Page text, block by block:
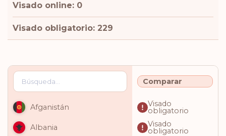
Visado online: 0
Visado obligatorio: 229
Comparar
Afganistán Visado
obligatorio
Albania
Visado
obligatorio